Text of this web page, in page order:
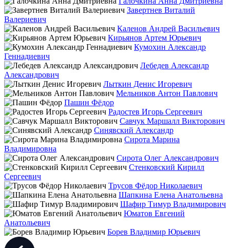
Завертнев Виталий
Валериевич
Каленов Андрей Васильевич
Кирьянов Артем Юрьевич
Кумохин Александр
Геннадиевич
Лебедев Александр
Александрович
Лыткин Денис Игоревич
Мельников Антон Павлович
Пашин Фёдор
Радостев Игорь Сергеевич
Савчук Маршалл Викторович
Синявский Александр
Сирота Марина
Владимировна
Сирота Олег Александрович
Стенковский Кирилл
Сергеевич
Трусов Фёдор Николаевич
Шапкина Елена Анатольевна
Шафир Тимур Владимирович
Юматов Евгений
Анатольевич
Борев Владимир Юрьевич